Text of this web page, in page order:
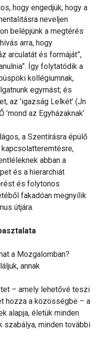
hogy engedjük, hogy a
neveljen
belépjünk a megtérés
arra, hogy
arculatát és formáját”,
Így folytatódik a
kollégiumnak,
egymást; és
az ’igazság Lelkét’ (Jn
az Egyházaknak’
a Szentírásra épülő
abban a
és a hierarchiát
és folytonos
fakadóan megnyílik
útjára.
a Mozgalomban?
annak
– amely lehetővé teszi
hozza a közösségbe – a
alapja, életük minden
szabálya, minden további